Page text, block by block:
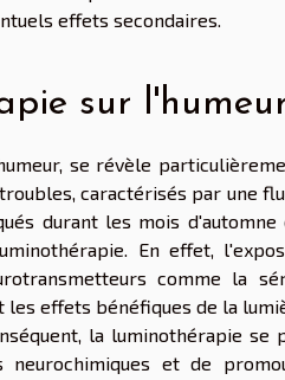
effets secondaires.
sur
se révèle
caractérisés par une
durant les mois
En effet,
comme la
effets bénéfiques de la
la luminothérapie se
neurochimiques et de